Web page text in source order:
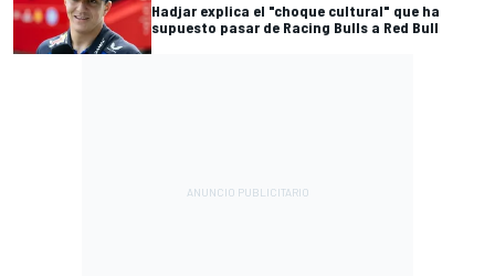
Hadjar explica el "choque cultural" que ha
supuesto pasar de Racing Bulls a Red Bull